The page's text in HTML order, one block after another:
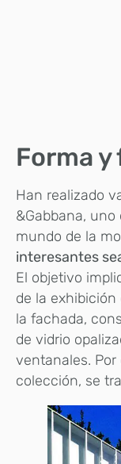
Forma
Han realizado
&Gabbana,
mundo de la
interesantes
El objetivo
de la
la fachada,
de vidrio
ventanales.
colección, se